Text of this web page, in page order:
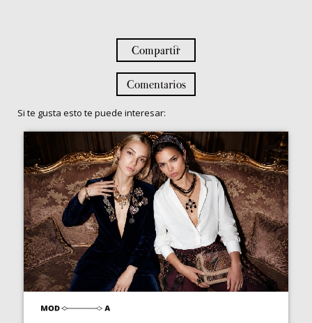
Compartir
Comentarios
Si te gusta esto te puede interesar: